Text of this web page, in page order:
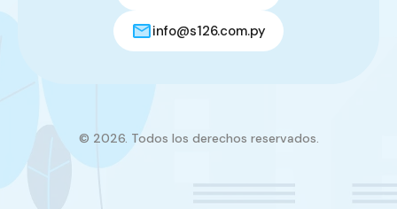
info@s126.com.py
© 2026. Todos los derechos reservados.